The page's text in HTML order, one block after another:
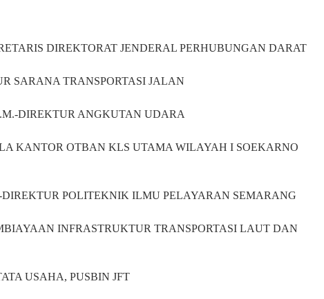
DIREKTORAT JENDERAL PERHUBUNGAN DARAT
SARANA TRANSPORTASI JALAN
DIREKTUR ANGKUTAN UDARA
KANTOR OTBAN KLS UTAMA WILAYAH I SOEKARNO
POLITEKNIK ILMU PELAYARAN SEMARANG
INFRASTRUKTUR TRANSPORTASI LAUT DAN
USAHA, PUSBIN JFT